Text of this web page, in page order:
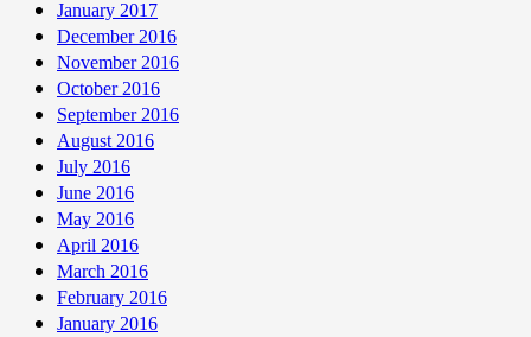
January 2017
December 2016
November 2016
October 2016
September 2016
August 2016
July 2016
June 2016
May 2016
April 2016
March 2016
February 2016
January 2016